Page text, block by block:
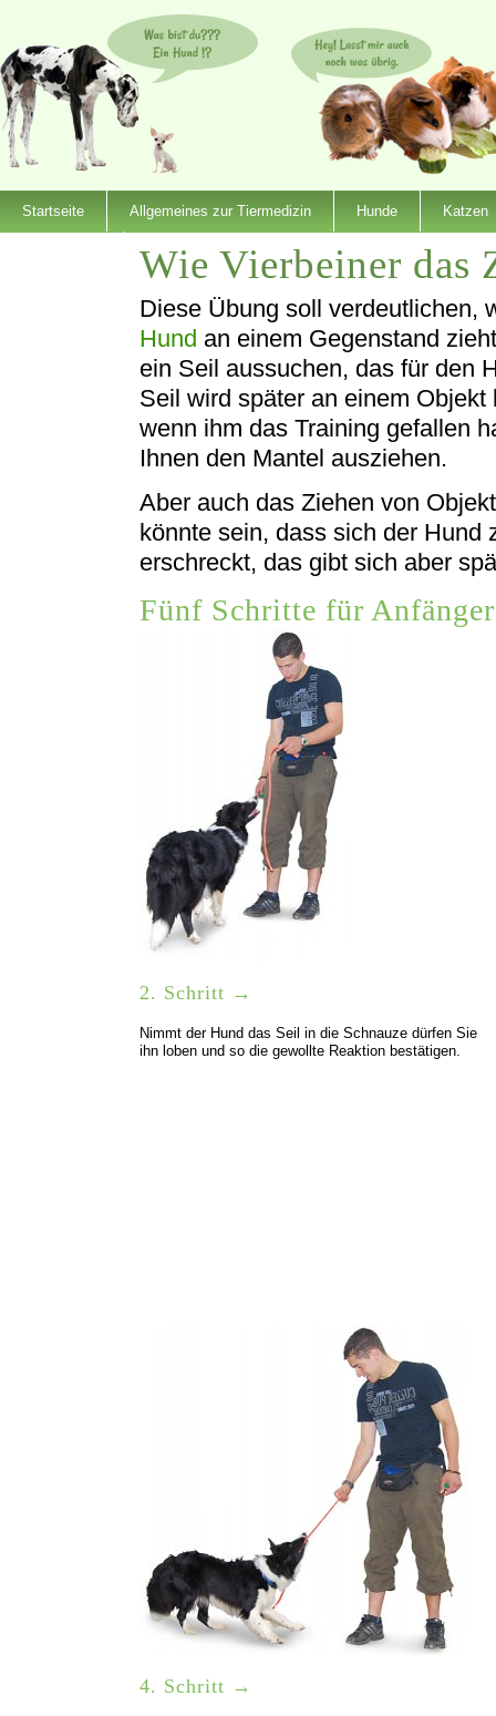
Startseite Allgemeines zur Tiermedizin Hunde Katzen
Wie Vierbeiner das
Diese Übung soll verdeutlichen,
Hund an einem Gegenstand
ein Seil aussuchen, das für den
Seil wird später an einem
wenn ihm das Training gefallen
Ihnen den Mantel ausziehen.
Aber auch das Ziehen von
könnte sein, dass sich der Hund
erschreckt, das gibt sich aber
Fünf Schritte für Anfänger
2. Schritt →
Nimmt der Hund das Seil in die Schnauze dürfen Sie
ihn loben und so die gewollte Reaktion bestätigen.
4. Schritt →